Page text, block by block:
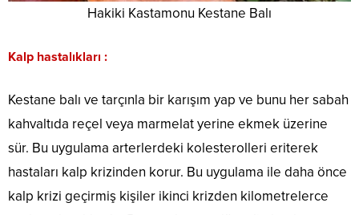
Hakiki Kastamonu Kestane Balı
Kalp hastalıkları :
Kestane balı ve tarçınla bir karışım yap ve bunu her sabah
kahvaltıda reçel veya marmelat yerine ekmek üzerine
sür. Bu uygulama arterlerdeki kolesterolleri eriterek
hastaları kalp krizinden korur. Bu uygulama ile daha önce
kalp krizi geçirmiş kişiler ikinci krizden kilometrelerce